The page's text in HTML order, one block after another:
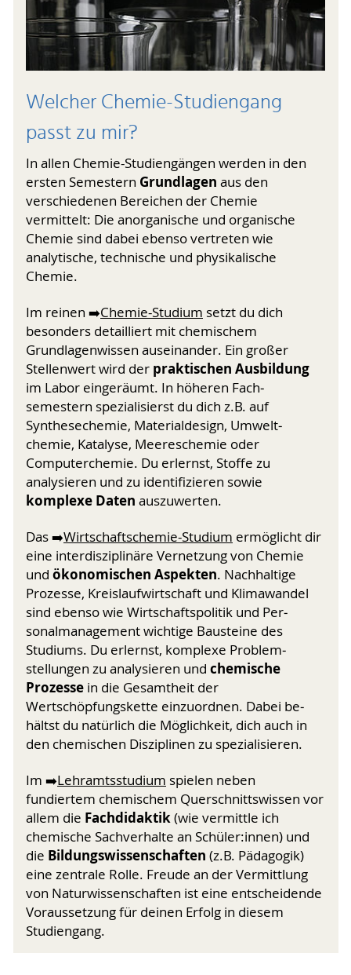
Welcher Chemie-Studiengang
passt zu mir?
In allen Chemie-Studiengängen werden in den
ersten Semestern Grund­lagen aus den
verschiedenen Bereichen der Chemie
vermittelt: Die anorganische und organische
Chemie sind dabei ebenso vertreten wie
analytische, technische und physikalische
Chemie.
Im reinen ➡️Chemie-Studium setzt du dich
besonders detailliert mit chemi­schem
Grundlagenwissen auseinander. Ein großer
Stellenwert wird der praktischen Ausbildung
im Labor einge­räumt. In höheren Fach­
semestern spezialisierst du dich z.B. auf
Synthesechemie, Materialdesign, Umwelt­
chemie, Katalyse, Meereschemie oder
Computerchemie. Du erlernst, Stoffe zu
analysieren und zu identifizieren sowie
komplexe Daten auszuwerten.
Das ➡️Wirtschaftschemie-Studium ermöglicht dir
eine interdiszi­plinäre Ver­net­zung von Chemie
und ökonomischen Aspekten. Nachhaltige
Prozesse, Kreis­laufwirtschaft und Klimawandel
sind ebenso wie Wirtschafts­politik und Per­
sonalmanagement wich­tige Bausteine des
Studiums. Du erlernst, kom­plexe Problem­
stellungen zu analysieren und chemische
Prozesse in die Ge­samt­heit der
Wertschöpfungskette einzuordnen. Dabei be­
hältst du natürlich die Möglichkeit, dich auch in
den chemi­schen Disziplinen zu spezialisieren.
Im ➡️Lehramtsstudium spielen neben
fundiertem chemischem Quer­schnitts­wissen vor
allem die Fachdidaktik(wie vermittle ich
chemische Sachverhalte an Schüler:innen) und
die Bildungs­wissenschaften (z.B. Pädagogik)
eine zentrale Rolle. Freude an der Vermittlung
von Natur­wissen­schaften ist eine entscheidende
Voraussetzung für deinen Erfolg in diesem
Studiengang.